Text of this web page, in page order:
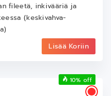
fileetä, inkivääriä ja
(keskivahva-
Lisää Koriin
10% off